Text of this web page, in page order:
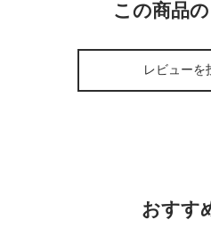
この商品
レビューを
おすす